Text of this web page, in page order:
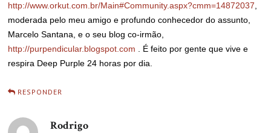
http://www.orkut.com.br/Main#Community.aspx?cmm=14872037
moderada pelo meu amigo e profundo conhecedor do assunto,
Marcelo Santana, e o seu blog co-irmão,
http://purpendicular.blogspot.com . É feito por gente que vive e
respira Deep Purple 24 horas por dia.
RESPONDER
Rodrigo